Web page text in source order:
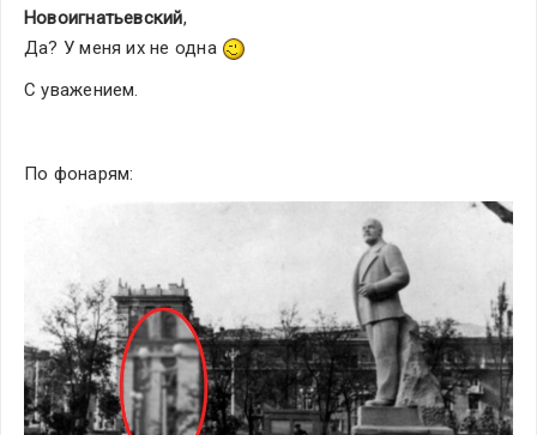
Новоигнатьевский,
Да? У меня их не одна
С уважением.
По фонарям: